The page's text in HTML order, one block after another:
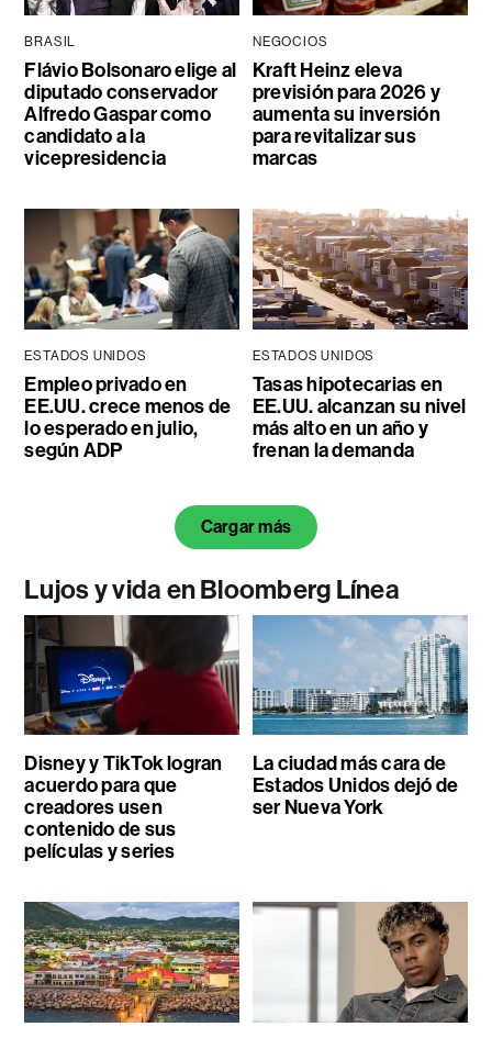
BRASIL
Flávio Bolsonaro elige al
diputado conservador
Alfredo Gaspar como
candidato a la
vicepresidencia
NEGOCIOS
Kraft Heinz eleva
previsión para 2026 y
aumenta su inversión
para revitalizar sus
marcas
ESTADOS UNIDOS
Empleo privado en
EE.UU. crece menos de
lo esperado en julio,
según ADP
ESTADOS UNIDOS
Tasas hipotecarias en
EE.UU. alcanzan su nivel
más alto en un año y
frenan la demanda
Cargar más
Lujos y vida en Bloomberg Línea
Disney y TikTok logran
acuerdo para que
creadores usen
contenido de sus
películas y series
La ciudad más cara de
Estados Unidos dejó de
ser Nueva York